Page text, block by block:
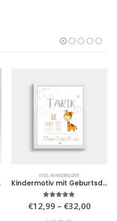
KIDS,WANDBILDER
Kindermotiv mit Geburtsdaten
5.00 von 5
€12,99 – €32,00